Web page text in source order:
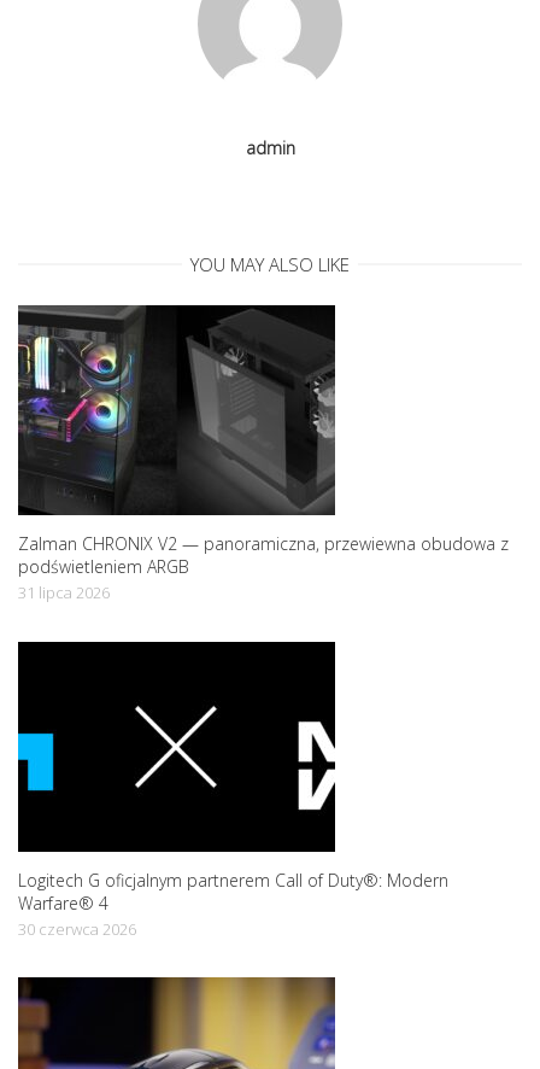
o
n
admin
YOU MAY ALSO LIKE
Zalman CHRONIX V2 — panoramiczna, przewiewna obudowa z
podświetleniem ARGB
31 lipca 2026
Logitech G oficjalnym partnerem Call of Duty®: Modern
Warfare® 4
30 czerwca 2026